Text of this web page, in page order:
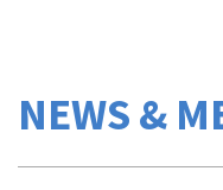
NEWS &